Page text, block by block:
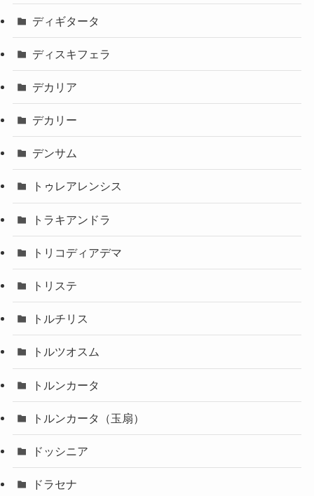
ディギタータ
ディスキフェラ
デカリア
デカリー
デンサム
トゥレアレンシス
トラキアンドラ
トリコディアデマ
トリステ
トルチリス
トルツオスム
トルンカータ
トルンカータ（玉扇）
ドッシニア
ドラセナ